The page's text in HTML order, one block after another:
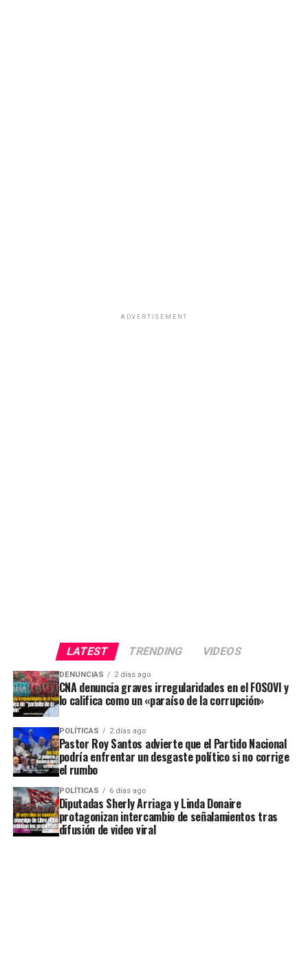
ADVERTISEMENT
LATEST TRENDING VIDEOS
DENUNCIAS 2 días ago
CNA denuncia graves irregularidades en el FOSOVI y
lo califica como un «paraíso de la corrupción»
POLÍTICAS 2 días ago
Pastor Roy Santos advierte que el Partido Nacional
podría enfrentar un desgaste político si no corrige
el rumbo
POLÍTICAS 6 días ago
Diputadas Sherly Arriaga y Linda Donaire
protagonizan intercambio de señalamientos tras
difusión de video viral